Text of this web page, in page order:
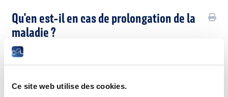
Ce site web utilise des cookies.
Qu'en est-il en cas de prolongation de la
maladie ?
Les deux obligations d’informations (décrites à la question
précédente) sont également à appliquer en cas de
Base légale